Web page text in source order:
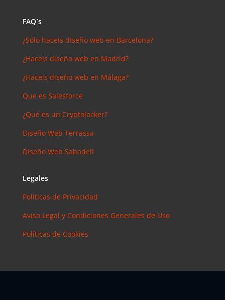
FAQ´s
¿Sólo haceis diseño web en Barcelona?
¿Haceis diseño web en Madrid?
¿Haceis diseño web en Málaga?
Que es Salesforce
¿Qué es un Cryptolocker?
Diseño Web Terrassa
Diseño Web Sabadell
Legales
Políticas de Privacidad
Aviso Legal y Condiciones Generales de Uso
Políticas de Cookies